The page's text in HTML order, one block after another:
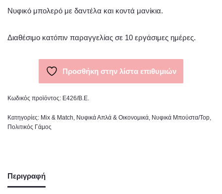
Νυφικό μπολερό με δαντέλα και κοντά μανίκια.
Διαθέσιμο κατόπιν παραγγελίας σε 10 εργάσιμες ημέρες.
Προσθήκη στην λίστα επιθυμιών
Κωδικός προϊόντος: Ε426/B.E.
Κατηγορίες: Mix & Match Νυφικά Απλά & Οικονομικά Νυφικά Μπούστα/Top
Πολιτικός Γάμος
Περιγραφή